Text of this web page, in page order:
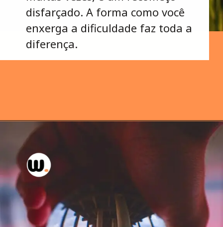
disfarçado. A forma como você
enxerga a dificuldade faz toda a
diferença.
Opening https://wellas.com.br/celebre-seu-crescimento-neste-ano/